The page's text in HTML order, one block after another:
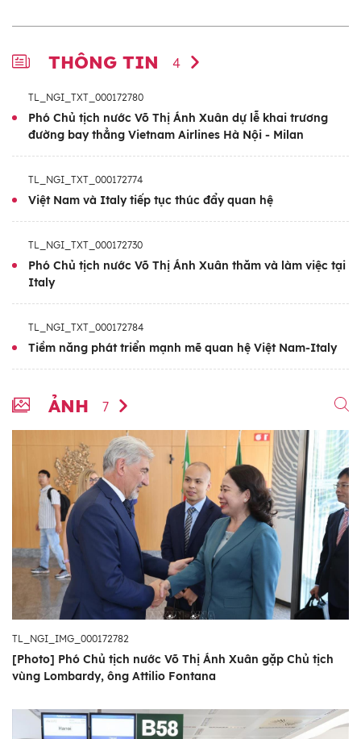
THÔNG TIN 4
TL_NGI_TXT_000172780
Phó Chủ tịch nước Võ Thị Ánh Xuân dự lễ khai trương
đường bay thẳng Vietnam Airlines Hà Nội - Milan
TL_NGI_TXT_000172774
Việt Nam và Italy tiếp tục thúc đẩy quan hệ
TL_NGI_TXT_000172730
Phó Chủ tịch nước Võ Thị Ánh Xuân thăm và làm việc tại
Italy
TL_NGI_TXT_000172784
Tiềm năng phát triển mạnh mẽ quan hệ Việt Nam-Italy
ẢNH 7
TL_NGI_IMG_000172782
[Photo] Phó Chủ tịch nước Võ Thị Ánh Xuân gặp Chủ tịch
vùng Lombardy, ông Attilio Fontana